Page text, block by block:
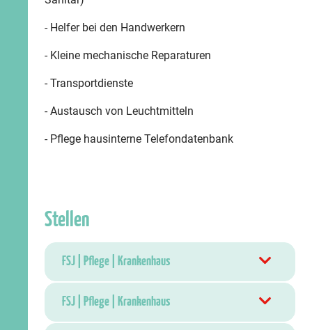
- Helfer bei den Handwerkern
- Kleine mechanische Reparaturen
- Transportdienste
- Austausch von Leuchtmitteln
- Pflege hausinterne Telefondatenbank
Stellen
FSJ | Pflege | Krankenhaus
FSJ | Pflege | Krankenhaus